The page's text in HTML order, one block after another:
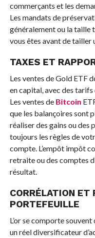
commerçants et les
Les mandats de
généralement ou la taille
vous êtes avant de tailler
TAXES ET
Les ventes de Gold ETF
en capital, avec des
Les ventes de Bitcoin
que les balançoires sont
réaliser des gains ou des
toujours les règles de
compte. L’empôt impôt
retraite ou des comptes
résultat.
CORRÉLATION ET
PORTEFEUILLE
L’or se comporte
un réel diversificateur